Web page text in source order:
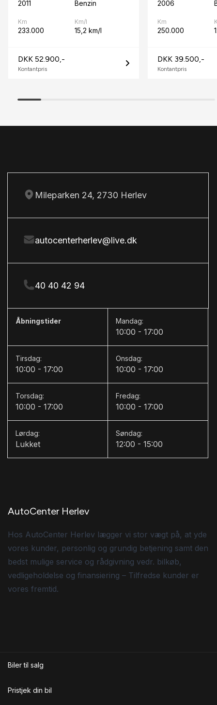
M
Stofsæder
2011 Benzin
Km
233.000
Km/l
15,2 km/l
DKK 52.900,-
Kontantpris
2006
Km
250.000
DKK 39.500,-
Kontantpris
Mileparken 24, 2730 Herlev
autocenterherlev@live.dk
40 40 42 94
Åbningstider Mandag:
10:00 - 17:00
Tirsdag:
10:00 - 17:00
Onsdag:
10:00 - 17:00
Torsdag:
10:00 - 17:00
Fredag:
10:00 - 17:00
Lørdag:
Lukket
Søndag:
12:00 - 15:00
AutoCenter Herlev
Hos AutoCenter Herlev lægger vi stor vægt på, at yde
vores kunder, personlig og grundig betjening samt den
bedst mulige service og rådgivning vedr. bilkøb,
vedligeholdelse og finansiering – Tilfredse kunder er
vores fremtid.
Biler til salg
Pristjek din bil